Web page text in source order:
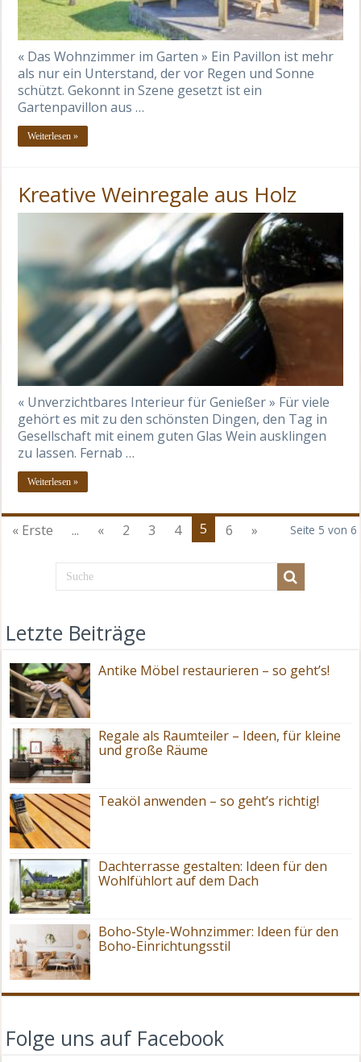
« Das Wohnzimmer im Garten » Ein Pavillon ist mehr
als nur ein Unterstand, der vor Regen und Sonne
schützt. Gekonnt in Szene gesetzt ist ein
Gartenpavillon aus …
Weiterlesen »
Kreative Weinregale aus Holz
« Unverzichtbares Interieur für Genießer » Für viele
gehört es mit zu den schönsten Dingen, den Tag in
Gesellschaft mit einem guten Glas Wein ausklingen
zu lassen. Fernab …
Weiterlesen »
Seite 5 von 6
« Erste ... « 2 3 4 5 6 »
Letzte Beiträge
Antike Möbel restaurieren – so geht’s!
Regale als Raumteiler – Ideen, für kleine
und große Räume
Teaköl anwenden – so geht’s richtig!
Dachterrasse gestalten: Ideen für den
Wohlfühlort auf dem Dach
Boho-Style-Wohnzimmer: Ideen für den
Boho-Einrichtungsstil
Folge uns auf Facebook